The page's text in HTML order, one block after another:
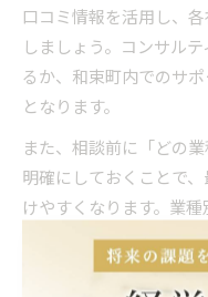
口コミ情報を活用し、
しましょう。コンサル
るか、和束町内でのサ
となります。
また、相談前に「どの
明確にしておくことで
けやすくなります。業
で、和束町でのコンサ